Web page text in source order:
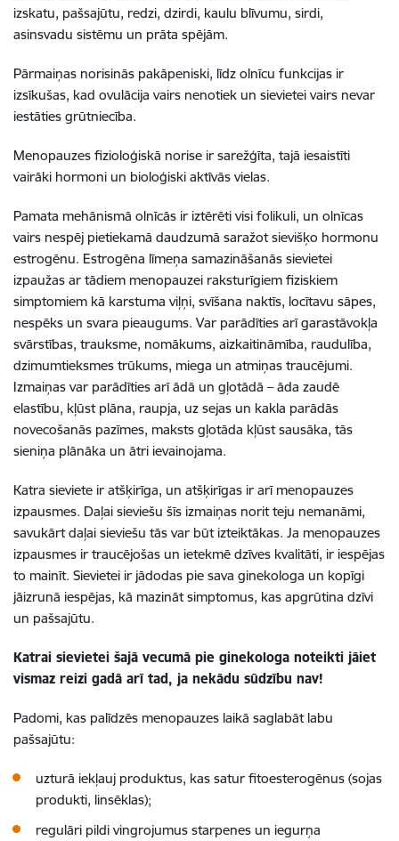
izskatu, pašsajūtu, redzi, dzirdi, kaulu blīvumu, sirdi,
asinsvadu sistēmu un prāta spējām.
Pārmaiņas norisinās pakāpeniski, līdz olnīcu funkcijas ir
izsīkušas, kad ovulācija vairs nenotiek un sievietei vairs nevar
iestāties grūtniecība.
Menopauzes fizioloģiskā norise ir sarežģīta, tajā iesaistīti
vairāki hormoni un bioloģiski aktīvās vielas.
Pamata mehānismā olnīcās ir iztērēti visi folikuli, un olnīcas
vairs nespēj pietiekamā daudzumā saražot sievišķo hormonu
estrogēnu. Estrogēna līmeņa samazināšanās sievietei
izpaužas ar tādiem menopauzei raksturīgiem fiziskiem
simptomiem kā karstuma viļņi, svīšana naktīs, locītavu sāpes,
nespēks un svara pieaugums. Var parādīties arī garastāvokļa
svārstības, trauksme, nomākums, aizkaitināmība, raudulība,
dzimumtieksmes trūkums, miega un atmiņas traucējumi.
Izmaiņas var parādīties arī ādā un gļotādā – āda zaudē
elastību, kļūst plāna, raupja, uz sejas un kakla parādās
novecošanās pazīmes, maksts gļotāda kļūst sausāka, tās
sieniņa plānāka un ātri ievainojama.
Katra sieviete ir atšķirīga, un atšķirīgas ir arī menopauzes
izpausmes. Daļai sieviešu šīs izmaiņas norit teju nemanāmi,
savukārt daļai sieviešu tās var būt izteiktākas. Ja menopauzes
izpausmes ir traucējošas un ietekmē dzīves kvalitāti, ir iespējas
to mainīt. Sievietei ir jādodas pie sava ginekologa un kopīgi
jāizrunā iespējas, kā mazināt simptomus, kas apgrūtina dzīvi
un pašsajūtu.
Katrai sievietei šajā vecumā pie ginekologa noteikti jāiet
vismaz reizi gadā arī tad, ja nekādu sūdzību nav!
Padomi, kas palīdzēs menopauzes laikā saglabāt labu
pašsajūtu:
uzturā iekļauj produktus, kas satur fitoesterogēnus (sojas
produkti, linsēklas);
regulāri pildi vingrojumus starpenes un iegurņa